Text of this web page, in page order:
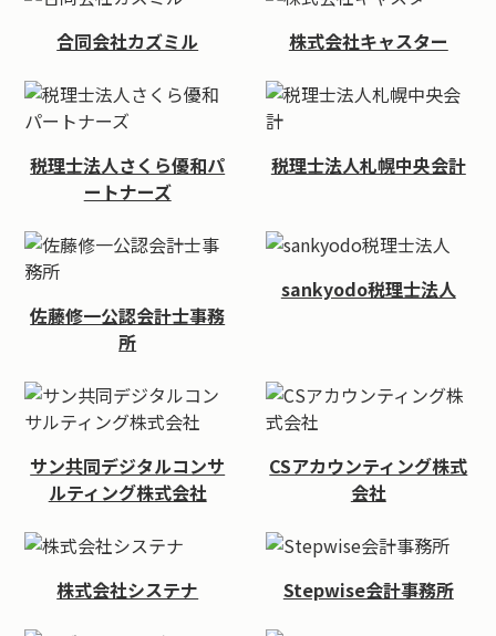
合同会社カズミル 株式会社キャスター
税理士法人さくら優和パ
ートナーズ
税理士法人札幌中央会計
佐藤修一公認会計士事務
所
sankyodo税理士法人
サン共同デジタルコンサ
ルティング株式会社
CSアカウンティング株式
会社
株式会社システナ Stepwise会計事務所